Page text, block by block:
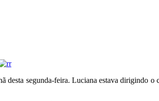
desta segunda-feira. Luciana estava dirigindo